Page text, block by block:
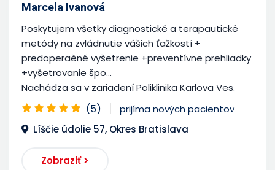
Marcela Ivanová
Poskytujem všetky diagnostické a terapautické
metódy na zvládnutie vášich ťažkostí +
predoperaèné vyšetrenie +preventívne prehliadky
+vyšetrovanie špo...
Nachádza sa v zariadení Poliklinika Karlova Ves.
(5)
prijíma nových pacientov
Líščie údolie 57, Okres Bratislava
Zobraziť >